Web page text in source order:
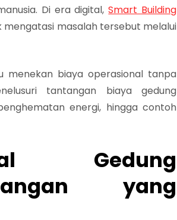
Di era digital,Smart Building
mengatasi masalah tersebut melalui
menekan biaya operasional tanpa
tantangan biaya gedung
energi, hingga contoh
Gedung
yang